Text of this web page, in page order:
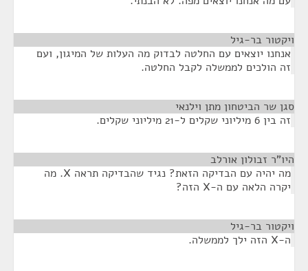
ויקטור בר-גיל
אנחנו יוצאים עם החלטה לבדוק מה העלות של המיגון, ועם
זה הולכים לממשלה לקבל החלטה.
סגן שר הביטחון מתן וילנאי
זה בין 6 מיליוני שקלים ל-21 מיליוני שקלים.
היו"ר זבולון אורלב
מה יהיה עם הבדיקה הזאת? נגיד שהבדיקה תראה X. מה
יקרה הלאה עם ה-X הזה?
ויקטור בר-גיל
ה-X הזה ילך לממשלה.